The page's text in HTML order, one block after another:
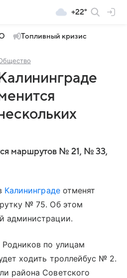
+22°
Топливный кризис
маршрутов № 21, № 33,
Калининградеотменят
№ 75. Об этом
администрации.
по улицам
ходить троллейбус № 2.
района Советского